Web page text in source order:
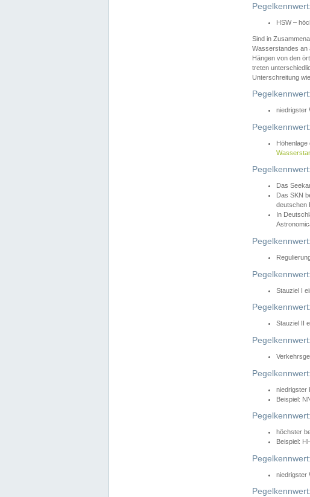
HSW –
Sind in
Wasserstandes an
Hängen von den
treten
Unterschreitung
niedrigster
Höhenlage
Das
Das SKN
deutschen
In
Stauziel I
Stauziel II
niedrigster
Beispiel:
höchster
Beispiel:
niedrigster